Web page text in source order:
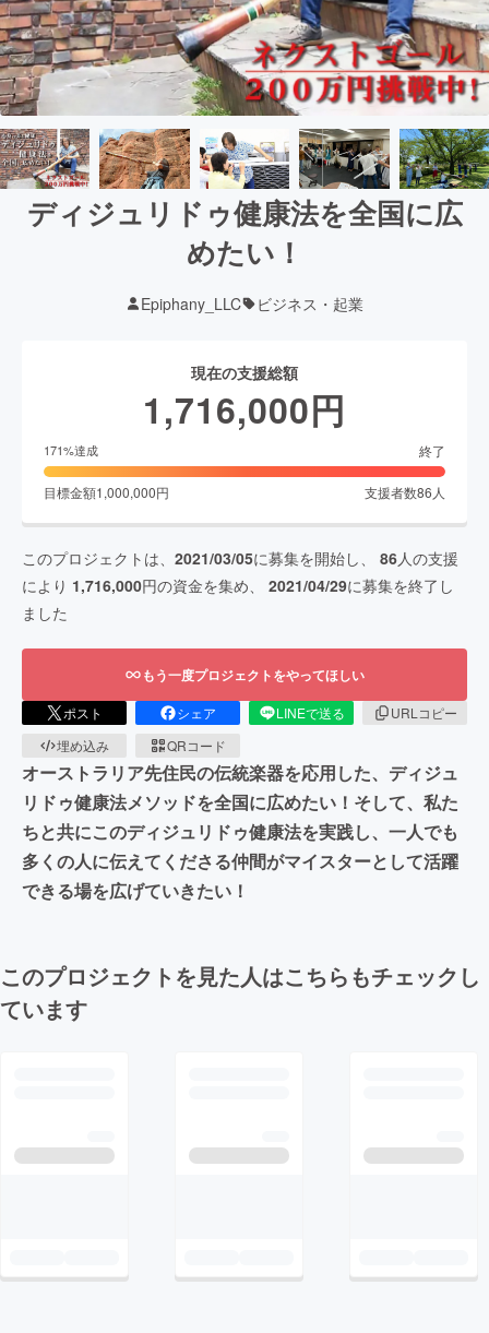
ディジュリドゥ健康法を全国に広
めたい！
Epiphany_LLC ビジネス・起業
現在の支援総額
1,716,000円
171%達成 終了
目標金額1,000,000円 支援者数86 人
このプロジェクトは、 2021/03/05に募集を開始し、 86人の支援
により 1,716,000円の資金を集め、 2021/04/29に募集を終了し
ました
もう一度プロジェクトをやってほしい
ポスト シェア LINEで送る
URLコピー
埋め込み
QRコード
オーストラリア先住民の伝統楽器を応用した、ディジュ
リドゥ健康法メソッドを全国に広めたい！そして、私た
ちと共にこのディジュリドゥ健康法を実践し、一人でも
多くの人に伝えてくださる仲間がマイスターとして活躍
できる場を広げていきたい！
このプロジェクトを見た人はこちらもチェックし
ています